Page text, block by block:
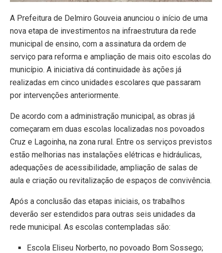
A Prefeitura de Delmiro Gouveia anunciou o início de uma
nova etapa de investimentos na infraestrutura da rede
municipal de ensino, com a assinatura da ordem de
serviço para reforma e ampliação de mais oito escolas do
município. A iniciativa dá continuidade às ações já
realizadas em cinco unidades escolares que passaram
por intervenções anteriormente.
De acordo com a administração municipal, as obras já
começaram em duas escolas localizadas nos povoados
Cruz e Lagoinha, na zona rural. Entre os serviços previstos
estão melhorias nas instalações elétricas e hidráulicas,
adequações de acessibilidade, ampliação de salas de
aula e criação ou revitalização de espaços de convivência.
Após a conclusão das etapas iniciais, os trabalhos
deverão ser estendidos para outras seis unidades da
rede municipal. As escolas contempladas são:
Escola Eliseu Norberto, no povoado Bom Sossego;